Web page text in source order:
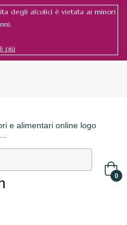
degli alcolici è vietata ai minori
più
0